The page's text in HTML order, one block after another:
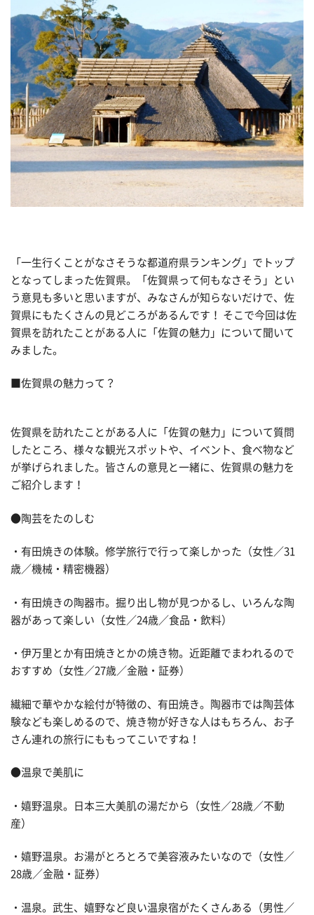
「一生行くことがなさそうな都道府県ランキング」でトップ
となってしまった佐賀県。「佐賀県って何もなさそう」とい
う意見も多いと思いますが、みなさんが知らないだけで、佐
賀県にもたくさんの見どころがあるんです！ そこで今回は佐
賀県を訪れたことがある人に「佐賀の魅力」について聞いて
みました。
■佐賀県の魅力って？
佐賀県を訪れたことがある人に「佐賀の魅力」について質問
したところ、様々な観光スポットや、イベント、食べ物など
が挙げられました。皆さんの意見と一緒に、佐賀県の魅力を
ご紹介します！
●陶芸をたのしむ
・有田焼きの体験。修学旅行で行って楽しかった（女性／31
歳／機械・精密機器）
・有田焼きの陶器市。掘り出し物が見つかるし、いろんな陶
器があって楽しい（女性／24歳／食品・飲料）
・伊万里とか有田焼きとかの焼き物。近距離でまわれるので
おすすめ（女性／27歳／金融・証券）
繊細で華やかな絵付が特徴の、有田焼き。陶器市では陶芸体
験なども楽しめるので、焼き物が好きな人はもちろん、お子
さん連れの旅行にももってこいですね！
●温泉で美肌に
・嬉野温泉。日本三大美肌の湯だから（女性／28歳／不動
産）
・嬉野温泉。お湯がとろとろで美容液みたいなので（女性／
28歳／金融・証券）
・温泉。武生、嬉野など良い温泉宿がたくさんある（男性／